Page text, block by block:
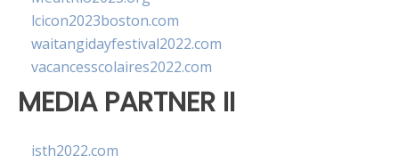
lcicon2023boston.com
waitangidayfestival2022.com
vacancesscolaires2022.com
MEDIA PARTNER II
isth2022.com